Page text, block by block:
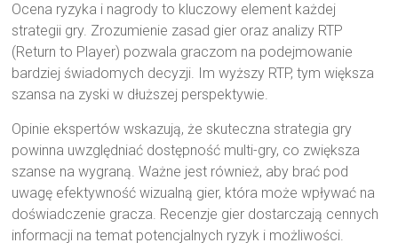
Ocena ryzyka i nagrody to kluczowy element każdej
strategii gry. Zrozumienie zasad gier oraz analizy RTP
(Return to Player) pozwala graczom na podejmowanie
bardziej świadomych decyzji. Im wyższy RTP, tym większa
szansa na zyski w dłuższej perspektywie.
Opinie ekspertów wskazują, że skuteczna strategia gry
powinna uwzględniać dostępność multi-gry, co zwiększa
szanse na wygraną. Ważne jest również, aby brać pod
uwagę efektywność wizualną gier, która może wpływać na
doświadczenie gracza. Recenzje gier dostarczają cennych
informacji na temat potencjalnych ryzyk i możliwości.